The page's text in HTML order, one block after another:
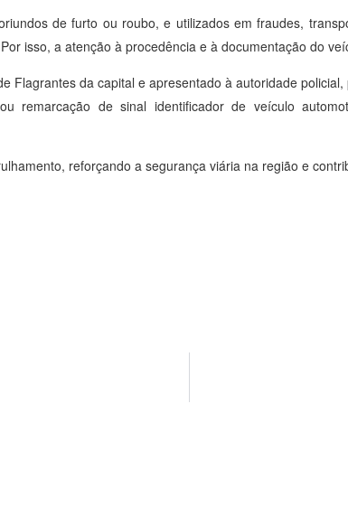
de furto ou roubo, e utilizados em fraudes,
isso, a atenção à procedência e à documentação do
Flagrantes da capital e apresentado à autoridade
remarcação de sinal identificador de veículo
reforçando a segurança viária na região e